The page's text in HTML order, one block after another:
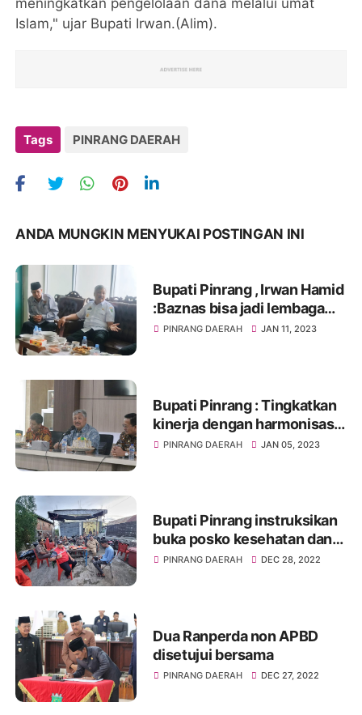
Islam," ujar Bupati Irwan.(Alim).
Tags PINRANG DAERAH
ANDA MUNGKIN MENYUKAI POSTINGAN INI
Bupati Pinrang , Irwan Hamid
:Baznas bisa jadi lembaga
terdepan mengentaskan
PINRANG DAERAH JAN 11, 2023
Bupati Pinrang : Tingkatkan
kinerja dengan harmonisasi
dan sinergitas
PINRANG DAERAH JAN 05, 2023
Bupati Pinrang instruksikan
buka posko kesehatan dan
dapur umum
PINRANG DAERAH DEC 28, 2022
Dua Ranperda non APBD
disetujui bersama
PINRANG DAERAH DEC 27, 2022